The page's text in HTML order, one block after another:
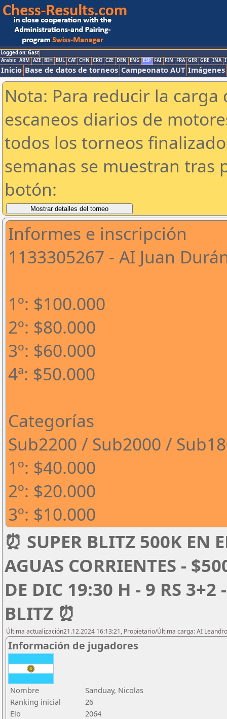
Logged on: Gast
Arabic ARM AZE BIH BUL CAT CHN CRO CZE DEN ENG ESP FAI FIN FRA GER GRE INA
Inicio Base de datos de torneos Campeonato AUT Imágenes
Nota: Para reducir la
escaneos diarios de
todos los torneos
semanas se muestran tras
botón:
Informes e inscripción
1133305267 - AI Juan
1º: $100.000
2º: $80.000
3º: $60.000
4ª: $50.000
Categorías
Sub2200 / Sub2000 /
1º: $40.000
2º: $20.000
3º: $10.000
⏰ SUPER BLITZ 500K EN
AGUAS CORRIENTES -
DE DIC 19:30 H - 9 RS
BLITZ ⏰
Última actualización21.12.2024 16:13:21, Propietario/Última carga: AI
Información de jugadores
Nombre
Sanduay, Nicolas
Ranking inicial
26
Elo
2064